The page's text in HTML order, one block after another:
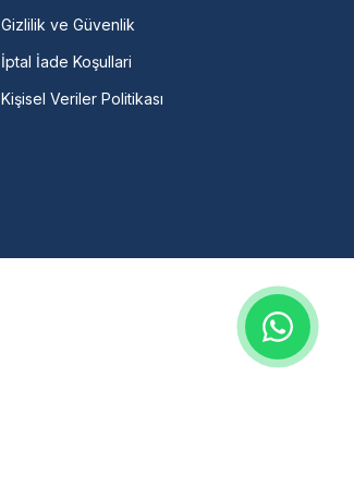
Gizlilik ve Güvenlik
İptal İade Koşullari
Kişisel Veriler Politikası